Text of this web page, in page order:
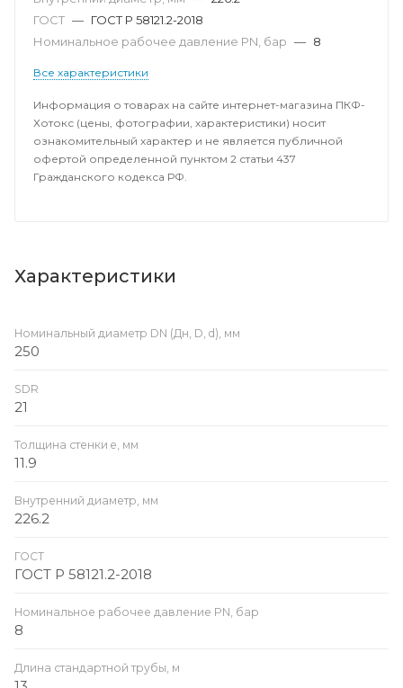
ГОСТ — ГОСТ Р 58121.2-2018
Номинальное рабочее давление PN, бар — 8
Все характеристики
Информация о товарах на сайте интернет-магазина ПКФ-
Хотокс (цены, фотографии, характеристики) носит
ознакомительный характер и не является публичной
офертой определенной пунктом 2 статьи 437
Гражданского кодекса РФ.
Характеристики
Номинальный диаметр DN (Дн, D, d), мм
250
SDR
21
Толщина стенки e, мм
11.9
Внутренний диаметр, мм
226.2
ГОСТ
ГОСТ Р 58121.2-2018
Номинальное рабочее давление PN, бар
8
Длина стандартной трубы, м